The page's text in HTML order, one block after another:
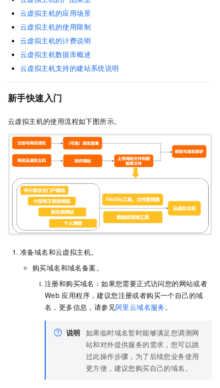
云虚拟主机的应用场景
云虚拟主机的使用限制
云虚拟主机的计费说明
云虚拟主机数据库概述
云虚拟主机支持的建站系统说明
新手快速入门
云虚拟主机的使用流程如下图所示。
准备域名和云虚拟主机。
购买域名和域名备案。
注册和购买域名：如果您需要正式访问您的网站或者
Web 应用程序，建议您注册或者购买一个自己的域
名，更多信息，请参见阿里云域名服务。
说明 如果临时域名暂时能够满足您调测网
站和对外提供服务的需求，您可以跳
过此操作步骤，为了后续您业务使用
更方便，建议您购买自己的域名。